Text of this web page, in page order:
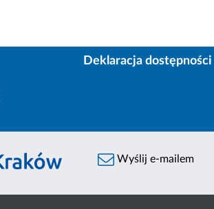
Deklaracja dostępności
Wyślij e-mailem